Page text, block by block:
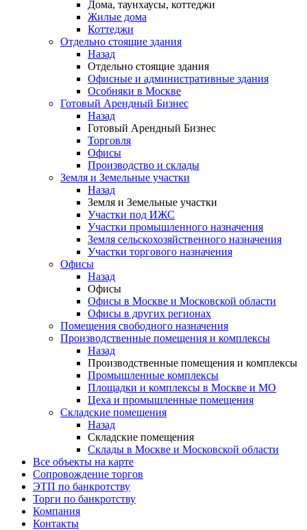
Дома, таунхаусы, коттеджи
Жилые дома
Коттеджи
Отдельно стоящие здания
Назад
Отдельно стоящие здания
Офисные и административные здания
Особняки в Москве
Готовый Арендный Бизнес
Назад
Готовый Арендный Бизнес
Торговля
Офисы
Производство и склады
Земля и Земельные участки
Назад
Земля и Земельные участки
Участки под ИЖС
Участки промышленного назначения
Земля сельскохозяйственного назначения
Участки торгового назначения
Офисы
Назад
Офисы
Офисы в Москве и Московской области
Офисы в других регионах
Помещения свободного назначения
Производственные помещения и комплексы
Назад
Производственные помещения и комплексы
Промышленные комплексы
Площадки и комплексы в Москве и МО
Цеха и промышленные помещения
Складские помещения
Назад
Складские помещения
Склады в Москве и Московской области
Все объекты на карте
Сопровождение торгов
ЭТП по банкротству
Торги по банкротству
Компания
Контакты